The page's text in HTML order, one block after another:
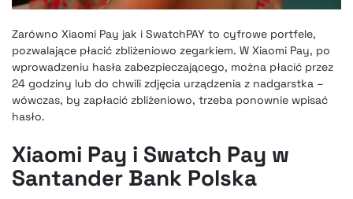
Zarówno Xiaomi Pay jak i SwatchPAY to cyfrowe portfele,
pozwalające płacić zbliżeniowo zegarkiem. W Xiaomi Pay, po
wprowadzeniu hasła zabezpieczającego, można płacić przez
24 godziny lub do chwili zdjęcia urządzenia z nadgarstka –
wówczas, by zapłacić zbliżeniowo, trzeba ponownie wpisać
hasło.
Xiaomi Pay i Swatch Pay w
Santander Bank Polska